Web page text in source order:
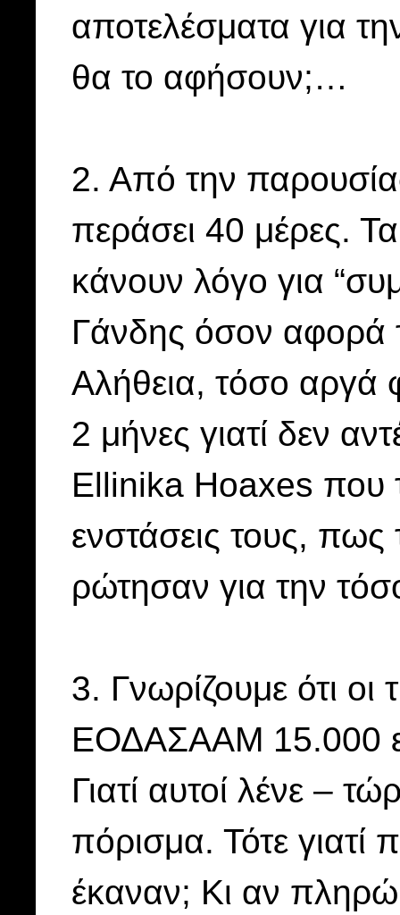
αποτελέσματα για
θα το αφήσουν;…
2. Από την
περάσει 40 μέρες.
κάνουν λόγο για
Γάνδης όσον αφορά
Αλήθεια, τόσο αργά
2 μήνες γιατί δεν
Ellinika Hoaxes που
ενστάσεις τους, πως
ρώτησαν για την
3. Γνωρίζουμε ότι
ΕΟΔΑΣΑΑΜ 15.000
Γιατί αυτοί λένε –
πόρισμα. Τότε γιατί
έκαναν; Κι αν